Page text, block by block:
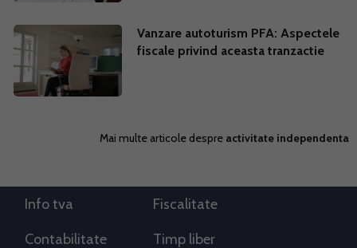
Vanzare autoturism PFA: Aspectele
fiscale privind aceasta tranzactie
Mai multe articole despre activitate independenta
Info tva Fiscalitate
Contabilitate Timp liber